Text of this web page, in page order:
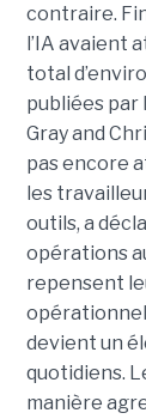
contraire.
l’IA avaient
total
publiées par
Gray and
pas encore
les
outils, a
opérations
repensent
devient un
quotidiens.
manière